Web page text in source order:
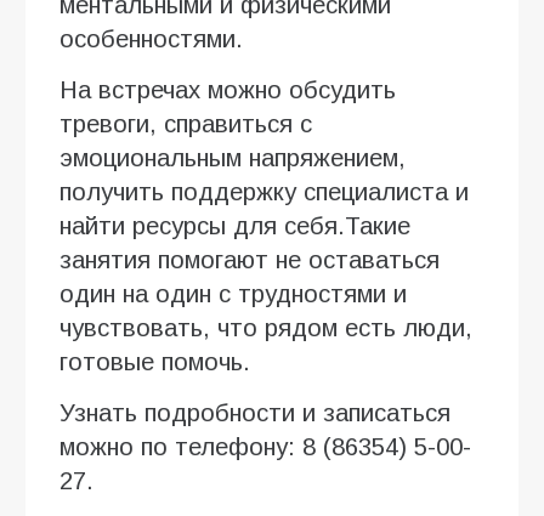
особенностями.
На встречах можно обсудить
тревоги, справиться с
эмоциональным напряжением,
получить поддержку специалиста и
найти ресурсы для себя.Такие
занятия помогают не оставаться
один на один с трудностями и
чувствовать, что рядом есть люди,
готовые помочь.
Узнать подробности и записаться
можно по телефону: 8 (86354) 5-00-
27.